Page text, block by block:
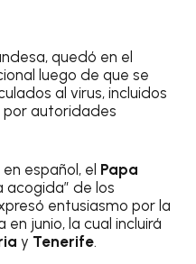
quedó en el
luego de que se
al virus, incluidos
autoridades
español, el Papa
acogida” de los
entusiasmo por la
junio, la cual incluirá
y Tenerife.